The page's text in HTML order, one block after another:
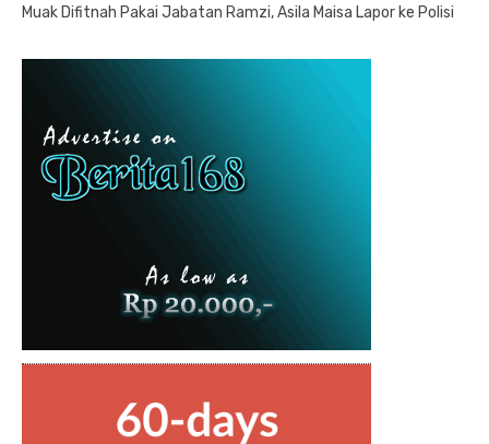
Muak Difitnah Pakai Jabatan Ramzi, Asila Maisa Lapor ke Polisi